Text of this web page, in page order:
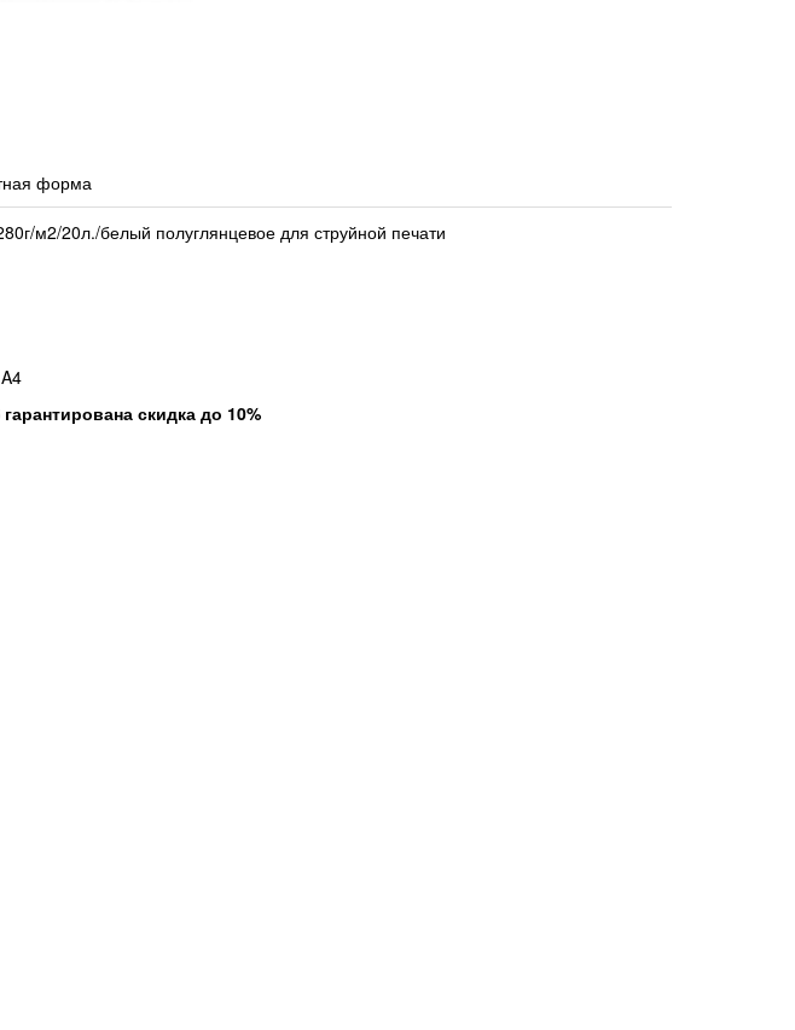
форма
м2/20л./белый полуглянцевое для струйной печати
скидка до 10%